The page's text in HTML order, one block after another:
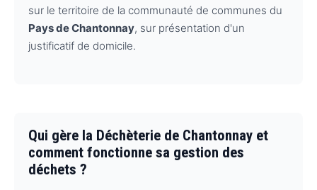
sur le territoire de la communauté de communes du
Pays de Chantonnay, sur présentation d'un
justificatif de domicile.
Qui gère la Déchèterie de Chantonnay et
comment fonctionne sa gestion des
déchets ?